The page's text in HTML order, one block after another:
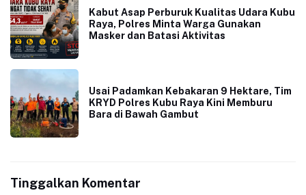
Kabut Asap Perburuk Kualitas Udara Kubu
Raya, Polres Minta Warga Gunakan
Masker dan Batasi Aktivitas
Usai Padamkan Kebakaran 9 Hektare, Tim
KRYD Polres Kubu Raya Kini Memburu
Bara di Bawah Gambut
Tinggalkan Komentar